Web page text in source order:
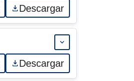
Descargar
Expandir 04-
Descargar